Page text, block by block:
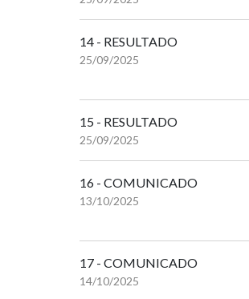
14 - RESULTADO
25/09/2025
15 - RESULTADO
25/09/2025
16 - COMUNICADO
13/10/2025
17 - COMUNICADO
14/10/2025